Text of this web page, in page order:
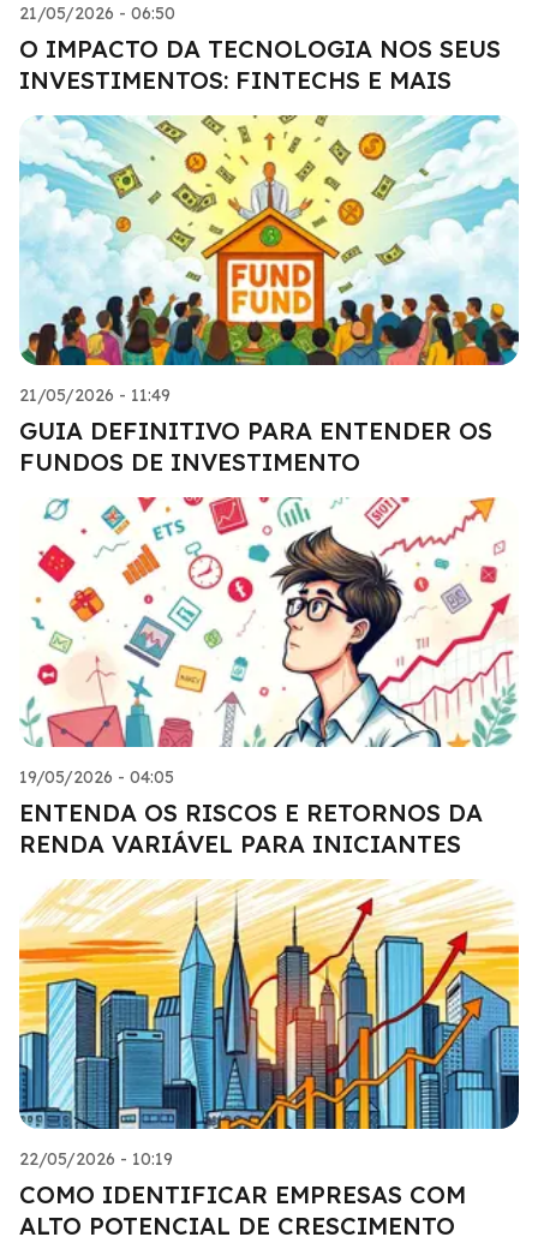
21/05/2026 - 06:50
O IMPACTO DA TECNOLOGIA NOS SEUS
INVESTIMENTOS: FINTECHS E MAIS
21/05/2026 - 11:49
GUIA DEFINITIVO PARA ENTENDER OS
FUNDOS DE INVESTIMENTO
19/05/2026 - 04:05
ENTENDA OS RISCOS E RETORNOS DA
RENDA VARIÁVEL PARA INICIANTES
22/05/2026 - 10:19
COMO IDENTIFICAR EMPRESAS COM
ALTO POTENCIAL DE CRESCIMENTO